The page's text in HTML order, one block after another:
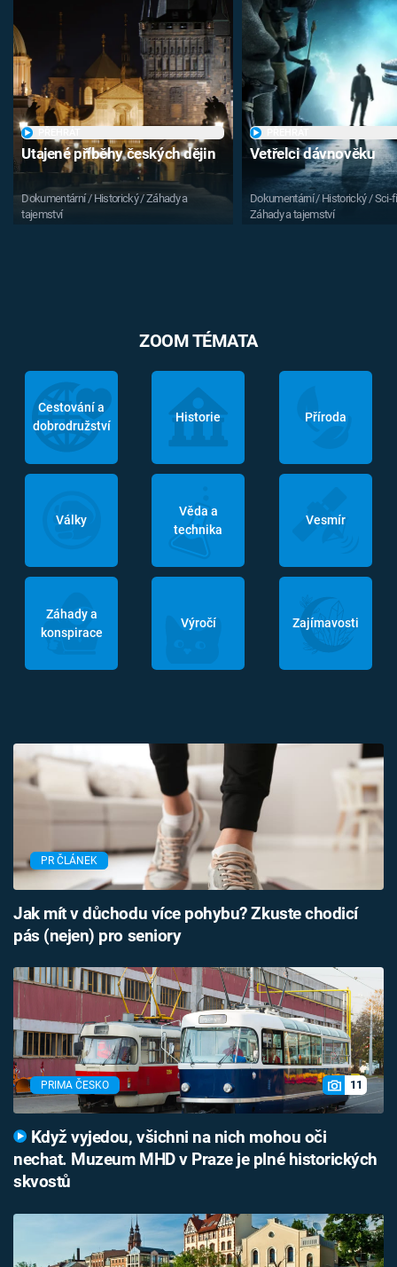
Utajené příběhy českých dějin
Dokumentární / Historický / Záhady a
tajemství
Vetřelci dávnověku
Dokumentární / Historický / Sci-
Záhady a tajemství
ZOOM TÉMATA
Cestování a
dobrodružství
Historie Příroda
Války
Věda a
technika
Vesmír
Záhady a
konspirace
Výročí Zajímavosti
PR ČLÁNEK
Jak mít v důchodu více pohybu? Zkuste chodicí
pás (nejen) pro seniory
PRIMA ČESKO 11
Když vyjedou, všichni na nich mohou oči
nechat. Muzeum MHD v Praze je plné historických
skvostů